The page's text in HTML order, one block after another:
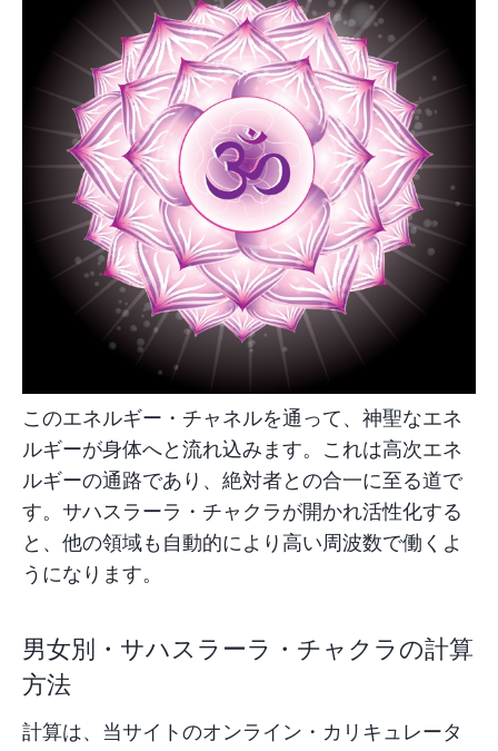
このエネルギー・チャネルを通って、神聖なエネ
ルギーが身体へと流れ込みます。これは高次エネ
ルギーの通路であり、絶対者との合一に至る道で
す。サハスラーラ・チャクラが開かれ活性化する
と、他の領域も自動的により高い周波数で働くよ
うになります。
男女別・サハスラーラ・チャクラの計算
方法
計算は、当サイトのオンライン・カリキュレータ